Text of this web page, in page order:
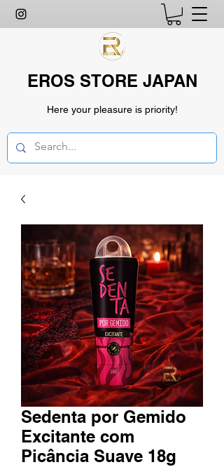
EROS STORE JAPAN
Here your pleasure is priority!
Sedenta por Gemido
Excitante com
Picância Suave 18g